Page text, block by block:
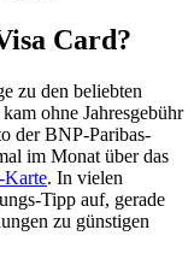
Card?
zu den beliebten
ohne Jahresgebühr
der BNP-Paribas-
im Monat über das
Karte. In vielen
Tipp auf, gerade
zu günstigen